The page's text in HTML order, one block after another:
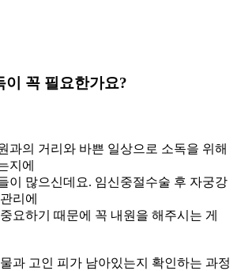
이 꼭 필요한가요?
과의 거리와 바쁜 일상으로 소독을 위해
지에
이 많으신데요. 임신중절수술 후 자궁강
리에
요하기 때문에 꼭 내원을 해주시는 게
과 고인 피가 남아있는지 확인하는 과정